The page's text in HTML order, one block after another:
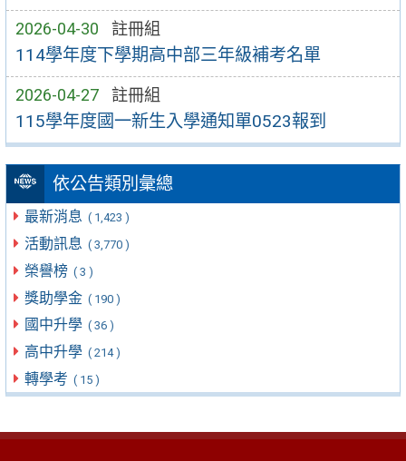
2026-04-30 註冊組
114學年度下學期高中部三年級補考名單
2026-04-27 註冊組
115學年度國一新生入學通知單0523報到
依公告類別彙總
最新消息 ( 1,423 )
活動訊息 ( 3,770 )
榮譽榜 ( 3 )
獎助學金 ( 190 )
國中升學 ( 36 )
高中升學 ( 214 )
轉學考 ( 15 )